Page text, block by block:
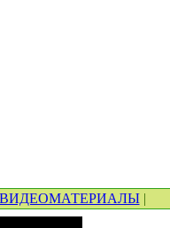
ВИДЕОМАТЕРИАЛЫ|